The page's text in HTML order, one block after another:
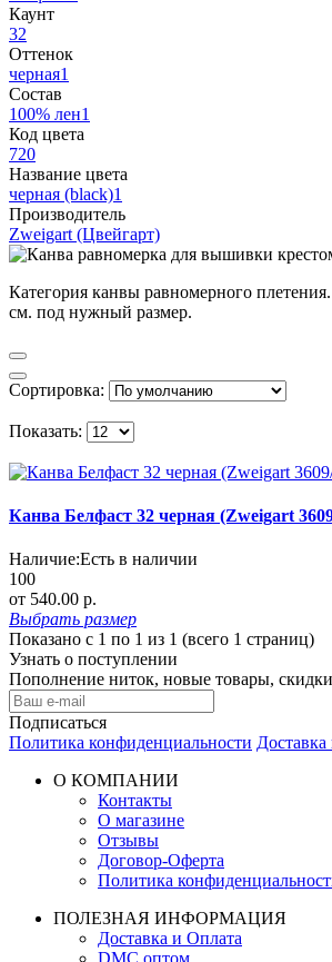
Каунт
32
Оттенок
черная1
Состав
100% лен1
Код цвета
720
Название цвета
черная (black)1
Производитель
Zweigart (Цвейгарт)
Категория канвы равномерного
см. под нужный размер.
Сортировка:
Показать:
Канва Белфаст 32 черная (Zweigart
Наличие:Есть в наличии
100
от 540.00 р.
Выбрать размер
Показано с 1 по 1 из 1 (всего 1 страниц)
Узнать о поступлении
Пополнение ниток, новые товары,
Подписаться
Политика конфиденциальности Доставка
О КОМПАНИИ
Контакты
О магазине
Отзывы
Договор-Оферта
Политика
ПОЛЕЗНАЯ ИНФОРМАЦИЯ
Доставка и Оплата